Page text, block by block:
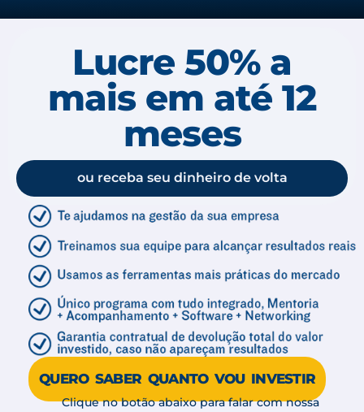
Lucre 50% a
mais em até 12
meses
ou receba seu dinheiro de volta
QUERO SABER QUANTO VOU INVESTIR
Clique no botão abaixo para falar com nossa